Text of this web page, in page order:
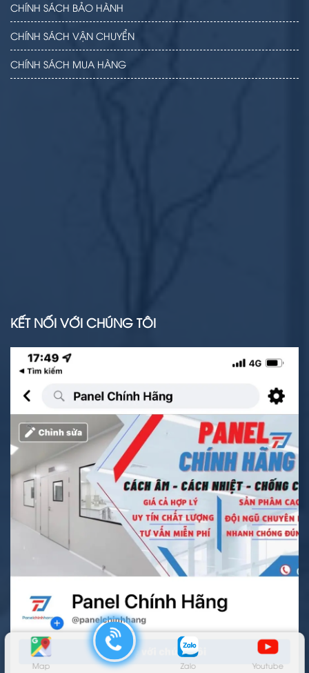
Map Zalo Youtube
CHÍNH SÁCH BẢO HÀNH
CHÍNH SÁCH VẬN CHUYỂN
CHÍNH SÁCH MUA HÀNG
KẾT NỐI VỚI CHÚNG TÔI